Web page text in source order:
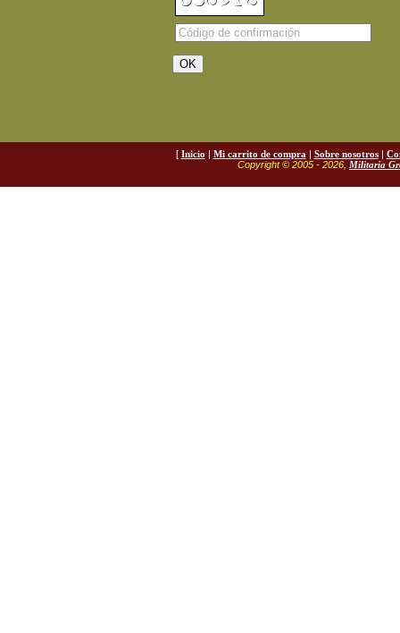
[ Inicio | Mi carrito de compra | Sobre nosotros|
Copyright © 2005 - 2026, Militaria